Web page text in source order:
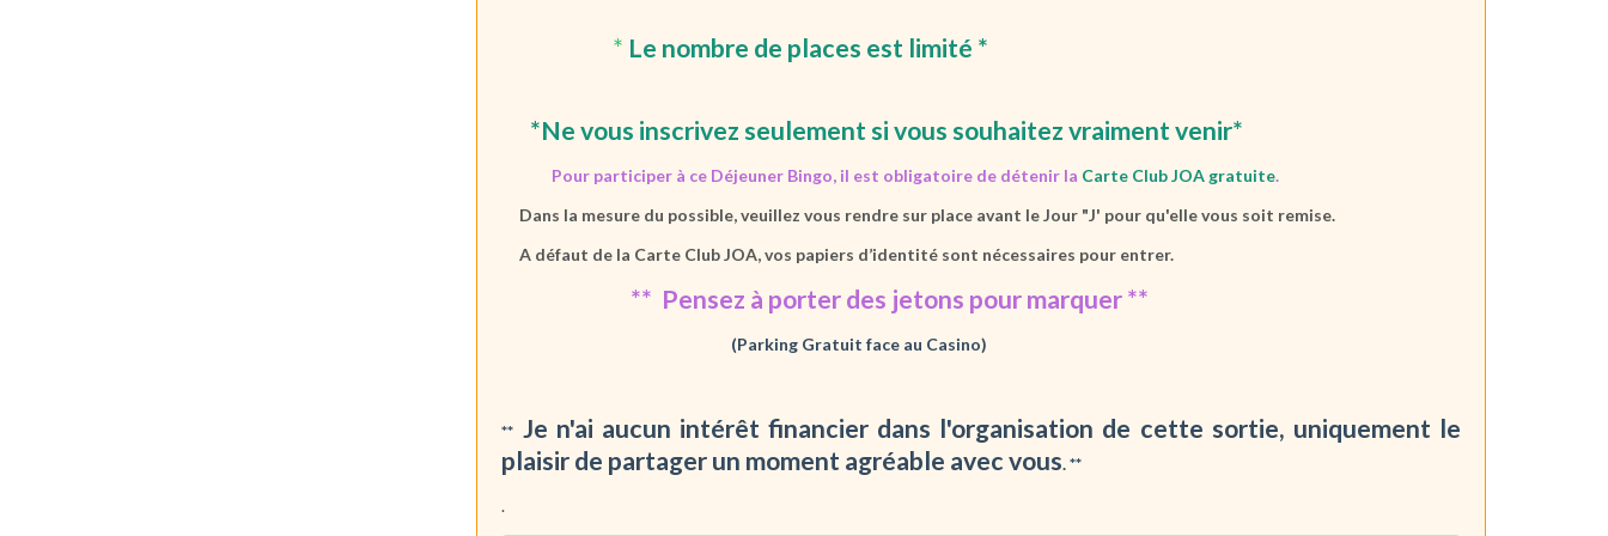
* Le nombre de places est limité *
*Ne vous inscrivez seulement si vous souhaitez vraiment venir*
Pour participer à ce Déjeuner Bingo, il est obligatoire de détenir la Carte Club JOA gratuite.
Dans la mesure du possible, veuillez vous rendre sur place avant le Jour "J' pour qu'elle vous soit remise.
A défaut de la Carte Club JOA, vos papiers d’identité sont nécessaires pour entrer.
** Pensez à porter des jetons pour marquer **
(Parking Gratuit face au Casino)
** Je n'ai aucun intérêt financier dans l'organisation de cette sortie, uniquement le
plaisir de partager un moment agréable avec vous. **
.